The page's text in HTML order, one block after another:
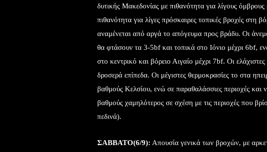
δυτικής Μακεδονίας με πιθανότητα για λίγους
πιθανότητα για λίγες πρόσκαιρες τοπικές βροχές στη
αναμένεται από αργά το απόγευμα προς βράδυ. Οι
θα φτάσουν τα 3-5bf και τοπικά στο Ιόνιο μέχρι 6bf,
στο κεντρικό και βόρειο Αιγαίο μέχρι 7bf. Οι
δροσερά επίπεδα. Οι μέγιστες θερμοκρασίες το στα
βαθμούς Κελσίου, ενώ σε παραθαλάσσιες περιοχές και
βαθμούς χαμηλότερος σε σχέση με τις περιοχές που
πεδινά).
ΣΑΒΒΑΤΟ(6/9): Απουσία γενικά των βροχών, με